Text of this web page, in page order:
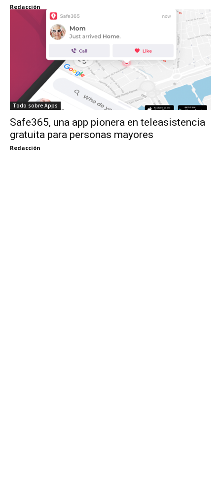
Redacción
Todo sobre Apps
Safe365, una app pionera en teleasistencia
gratuita para personas mayores
Redacción